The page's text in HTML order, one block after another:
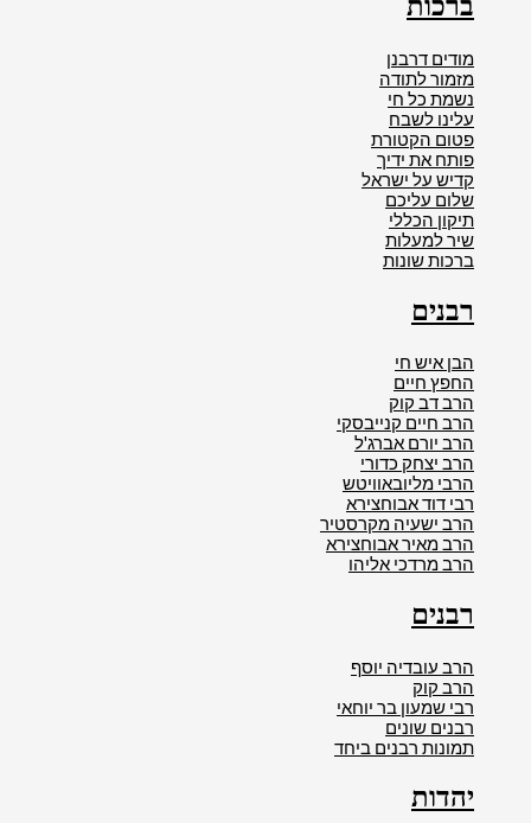
מודים דרבנן
מזמור לתודה
נשמת כל חי
עלינו לשבח
פטום הקטורת
פותח את ידיך
קדיש על ישראל
שלום עליכם
תיקון הכללי
שיר למעלות
ברכות שונות
רבנים
הבן איש חי
החפץ חיים
הרב דב קוק
הרב חיים קנייבסקי
הרב יורם אברג'ל
הרב יצחק כדורי
הרבי מליובאוויטש
רבי דוד אבוחצירא
הרב ישעיה מקרסטיר
הרב מאיר אבוחצירא
הרב מרדכי אליהו
רבנים
הרב עובדיה יוסף
הרב קוק
רבי שמעון בר יוחאי
רבנים שונים
תמונות רבנים ביחד
יהדות